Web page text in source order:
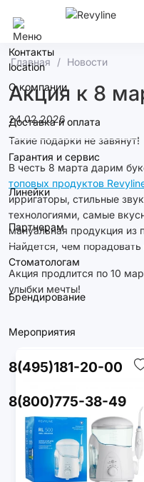
Контакты
О компании
Доставка и оплата
Гарантия и сервис
Линейки
Партнерам
Стоматологам
Брендирование
Мероприятия
8(495)181-20-00
8(800)775-38-49
Главная Новости
Акция к 8
24.02.2026
Такие подарки не завянут!
В честь 8 марта дарим
топовых продуктов
ирригаторы, стильные
технологиями, самые
мануальная продукция
Найдется, чем
Акция продлится по 10
улыбки мечты!